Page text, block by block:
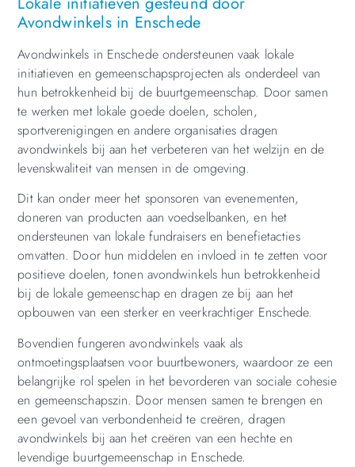
Avondwinkels in Enschede
Avondwinkels in Enschede ondersteunen vaak lokale
initiatieven en gemeenschapsprojecten als onderdeel van
hun betrokkenheid bij de buurtgemeenschap. Door samen
te werken met lokale goede doelen, scholen,
sportverenigingen en andere organisaties dragen
avondwinkels bij aan het verbeteren van het welzijn en de
levenskwaliteit van mensen in de omgeving.
Dit kan onder meer het sponsoren van evenementen,
doneren van producten aan voedselbanken, en het
ondersteunen van lokale fundraisers en benefietacties
omvatten. Door hun middelen en invloed in te zetten voor
positieve doelen, tonen avondwinkels hun betrokkenheid
bij de lokale gemeenschap en dragen ze bij aan het
opbouwen van een sterker en veerkrachtiger Enschede.
Bovendien fungeren avondwinkels vaak als
ontmoetingsplaatsen voor buurtbewoners, waardoor ze een
belangrijke rol spelen in het bevorderen van sociale cohesie
en gemeenschapszin. Door mensen samen te brengen en
een gevoel van verbondenheid te creëren, dragen
avondwinkels bij aan het creëren van een hechte en
levendige buurtgemeenschap in Enschede.